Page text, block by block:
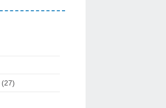
(27)